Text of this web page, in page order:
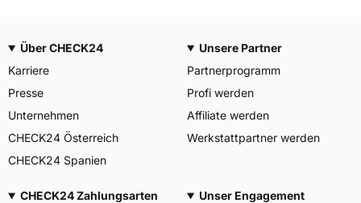
Über CHECK24
Karriere
Presse
Unternehmen
CHECK24 Österreich
CHECK24 Spanien
Unsere Partner
Partnerprogramm
Profi werden
Affiliate werden
Werkstattpartner werden
CHECK24 Zahlungsarten
Unser Engagement